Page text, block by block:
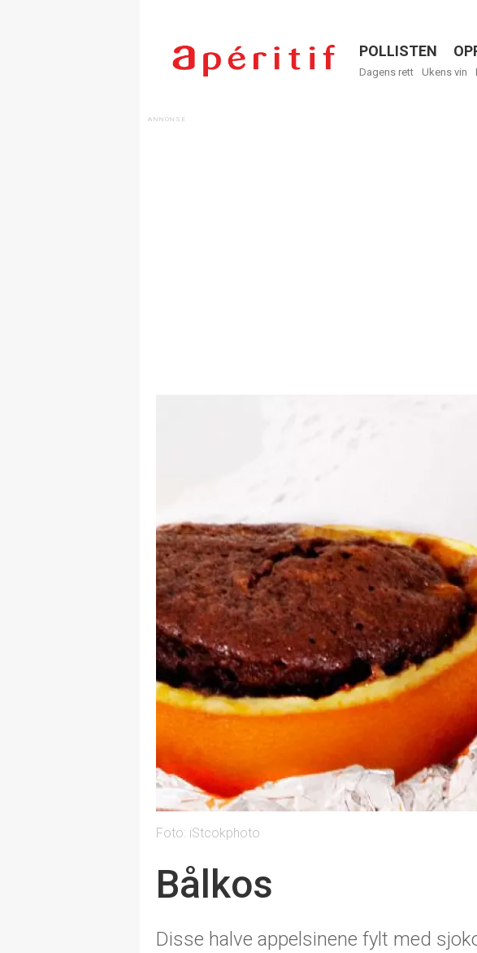
Menu
POLLISTEN
Dagens rett Ukens vin
Foto: iStcokphoto
Bålkos
Disse halve appelsinene fylt med